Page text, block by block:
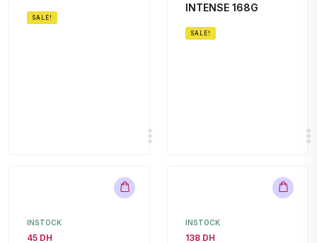
SALE!
INTENSE 168G
SALE!
INSTOCK
45 DH
INSTOCK
138 DH